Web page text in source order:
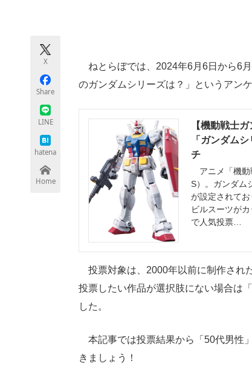
X
Share
LINE
hatena
Home
ねとらぼでは、2024年6月6日から6
のガンダムシリーズは？」というアン
【機動戦士
「ガンダム
チ
アニメ「機動
S）。ガンダム
が設定されて
ビルスーツが
で人気投票…
投票対象は、2000年以前に制作され
投票したい作品が選択肢にない場合は
した。
本記事では投票結果から「50代男性
きましょう！